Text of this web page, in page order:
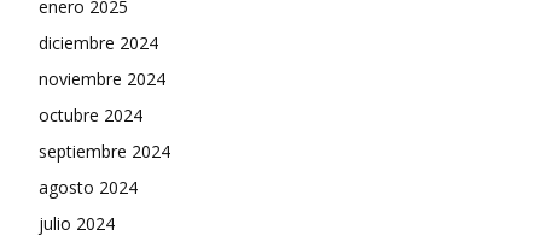
enero 2025
diciembre 2024
noviembre 2024
octubre 2024
septiembre 2024
agosto 2024
julio 2024